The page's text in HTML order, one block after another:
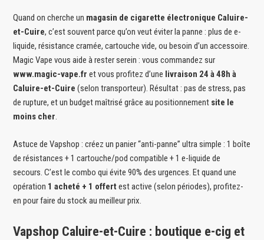
Quand on cherche un magasin de cigarette électronique Caluire-
et-Cuire, c’est souvent parce qu’on veut éviter la panne : plus de e-
liquide, résistance cramée, cartouche vide, ou besoin d’un accessoire.
Magic Vape vous aide à rester serein : vous commandez sur
www.magic-vape.fr et vous profitez d’une livraison 24 à 48h à
Caluire-et-Cuire (selon transporteur). Résultat : pas de stress, pas
de rupture, et un budget maîtrisé grâce au positionnement site le
moins cher.
Astuce de Vapshop : créez un panier “anti-panne” ultra simple : 1 boîte
de résistances + 1 cartouche/pod compatible + 1 e-liquide de
secours. C’est le combo qui évite 90% des urgences. Et quand une
opération 1 acheté + 1 offert est active (selon périodes), profitez-
en pour faire du stock au meilleur prix.
Vapshop Caluire-et-Cuire : boutique e-cig et